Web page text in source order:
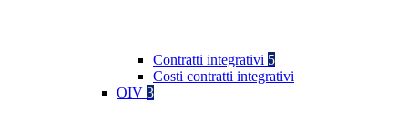
Contratti integrativi 5
Costi contratti integrativi
OIV 3